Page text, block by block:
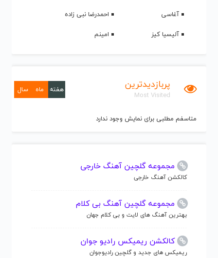
آغاسی
احمدرضا نبی زاده
آلیسیا کیز
امینم
پربازدیدترین
Most Visited
هفته ماه سال
متاسفم مطلبی برای نمایش وجود ندارد
مجموعه گلچین آهنگ خارجی
کالکشن آهنگ خارجی
مجموعه گلچین آهنگ بی کلام
بهترین آهنگ های لایت و بی کلام جهان
کالکشن ریمیکس رادیو جوان
ریمیکس های جدید و گلچین رادیوجوان